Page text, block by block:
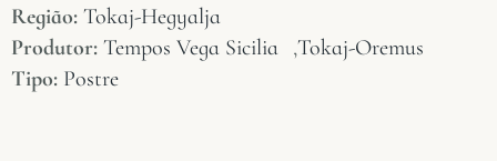
Região: Tokaj-Hegyalja
Produtor: Tempos Vega Sicilia ,Tokaj-Oremus
Tipo: Postre